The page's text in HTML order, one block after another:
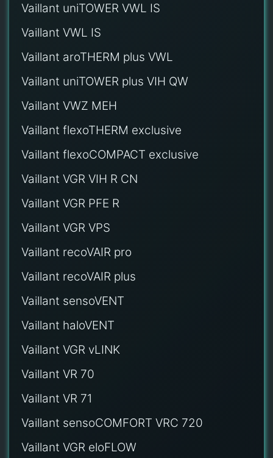
Vaillant uniTOWER VWL IS
Vaillant VWL IS
Vaillant aroTHERM plus VWL
Vaillant uniTOWER plus VIH QW
Vaillant VWZ MEH
Vaillant flexoTHERM exclusive
Vaillant flexoCOMPACT exclusive
Vaillant VGR VIH R CN
Vaillant VGR PFE R
Vaillant VGR VPS
Vaillant recoVAIR pro
Vaillant recoVAIR plus
Vaillant sensoVENT
Vaillant haloVENT
Vaillant VGR vLINK
Vaillant VR 70
Vaillant VR 71
Vaillant sensoCOMFORT VRC 720
Vaillant VGR eloFLOW